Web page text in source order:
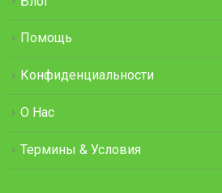
Помощь
Конфиденциальности
О Нас
Термины & Условия